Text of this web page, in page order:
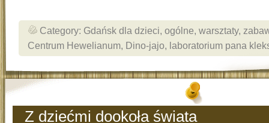
Category: Gdańsk dla dzieci, ogólne, warsztaty,
Centrum Hewelianum, Dino-jajo, laboratorium pana
Z dziećmi dookoła świata